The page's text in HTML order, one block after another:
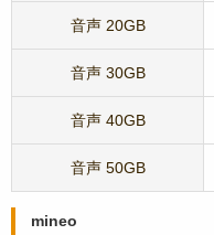
音声 20GB
音声 30GB
音声 40GB
音声 50GB
mineo